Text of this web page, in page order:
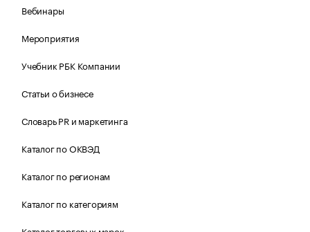
Вебинары
Мероприятия
Учебник РБК Компании
Статьи о бизнесе
Словарь PR и маркетинга
Каталог по ОКВЭД
Каталог по регионам
Каталог по категориям